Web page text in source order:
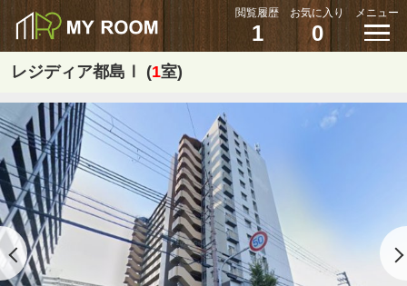
閲覧履歴
1
お気に入り
0
メニュー
レジディア都島Ⅰ (1室)